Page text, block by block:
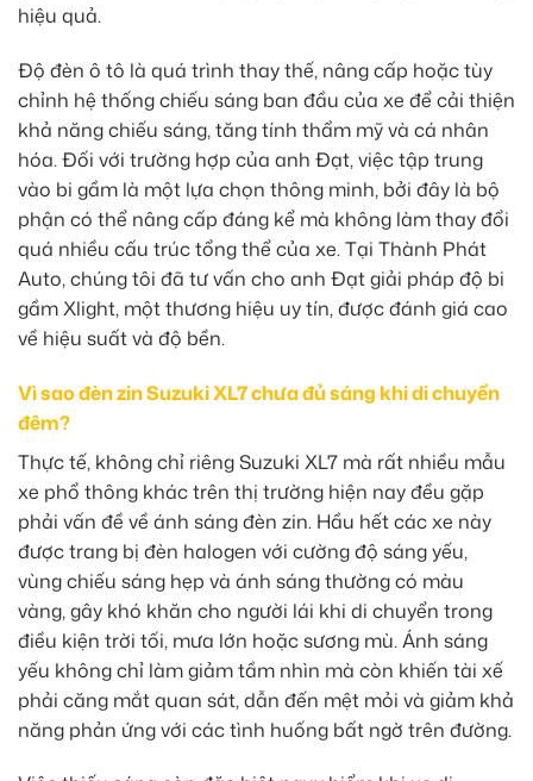
hiệu quả.
Độ đèn ô tô là quá trình thay thế, nâng cấp hoặc tùy
chỉnh hệ thống chiếu sáng ban đầu của xe để cải thiện
khả năng chiếu sáng, tăng tính thẩm mỹ và cá nhân
hóa. Đối với trường hợp của anh Đạt, việc tập trung
vào bi gầm là một lựa chọn thông minh, bởi đây là bộ
phận có thể nâng cấp đáng kể mà không làm thay đổi
quá nhiều cấu trúc tổng thể của xe. Tại Thành Phát
Auto, chúng tôi đã tư vấn cho anh Đạt giải pháp độ bi
gầm Xlight, một thương hiệu uy tín, được đánh giá cao
về hiệu suất và độ bền.
Vì sao đèn zin Suzuki XL7 chưa đủ sáng khi di chuyển
đêm?
Thực tế, không chỉ riêng Suzuki XL7 mà rất nhiều mẫu
xe phổ thông khác trên thị trường hiện nay đều gặp
phải vấn đề về ánh sáng đèn zin. Hầu hết các xe này
được trang bị đèn halogen với cường độ sáng yếu,
vùng chiếu sáng hẹp và ánh sáng thường có màu
vàng, gây khó khăn cho người lái khi di chuyển trong
điều kiện trời tối, mưa lớn hoặc sương mù. Ánh sáng
yếu không chỉ làm giảm tầm nhìn mà còn khiến tài xế
phải căng mắt quan sát, dẫn đến mệt mỏi và giảm khả
năng phản ứng với các tình huống bất ngờ trên đường.